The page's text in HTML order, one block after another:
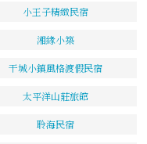
小王子精緻民宿
湘緣小築
干城小鎮風格渡假民宿
太平洋山莊旅館
聆海民宿